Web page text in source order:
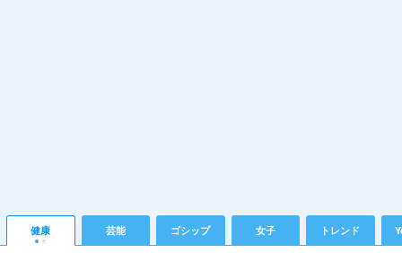
健康 芸能 ゴシップ 女子 トレンド